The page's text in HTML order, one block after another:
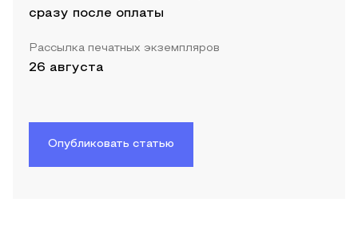
сразу после оплаты
Рассылка печатных экземпляров
26 августа
Опубликовать статью